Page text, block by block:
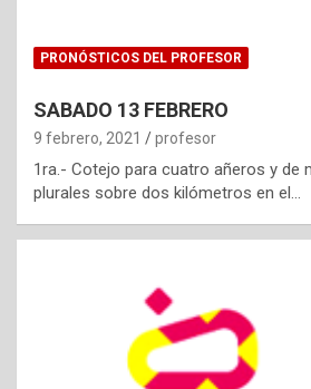
PRONÓSTICOS DEL PROFESOR
SABADO 13 FEBRERO
9 febrero, 2021 profesor
1ra.- Cotejo para cuatro añeros y de
plurales sobre dos kilómetros en el…